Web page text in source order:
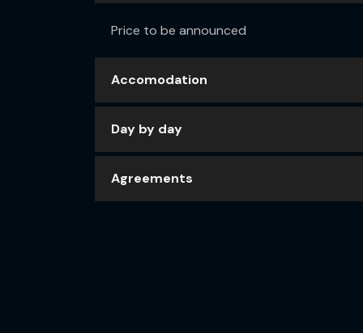
Price to be announced
Accomodation
Day by day
Agreements